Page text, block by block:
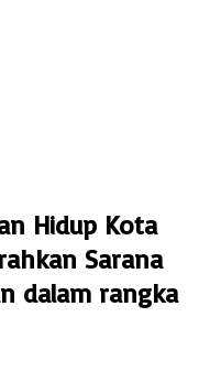
Hidup Kota
Sarana
dalam rangka